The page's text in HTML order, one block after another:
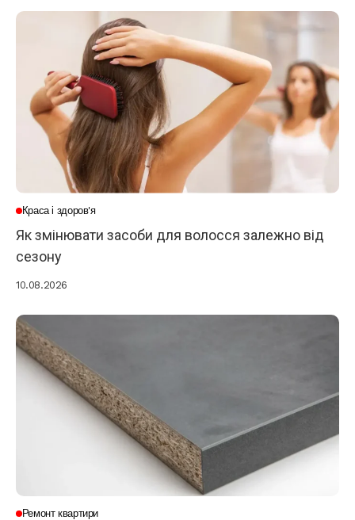
Краса і здоров'я
Як змінювати засоби для волосся залежно від
сезону
10.08.2026
Ремонт квартири